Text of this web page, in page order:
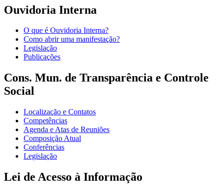
Ouvidoria Interna
O que é Ouvidoria Interna?
Como abrir uma manifestação?
Legislação
Publicações
Cons. Mun. de Transparência e Controle
Social
Localização e Contatos
Competências
Agenda e Atas de Reuniões
Composição Atual
Conferências
Legislação
Lei de Acesso à Informação